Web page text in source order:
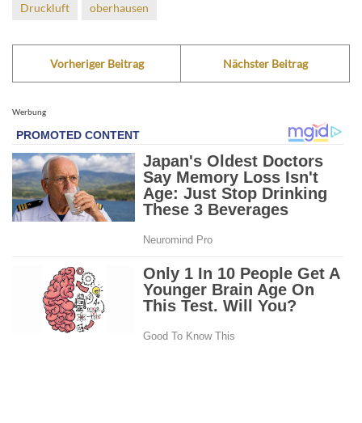
Druckluft oberhausen
Vorheriger Beitrag Nächster Beitrag
Werbung